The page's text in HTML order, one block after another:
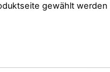
gewählt werden